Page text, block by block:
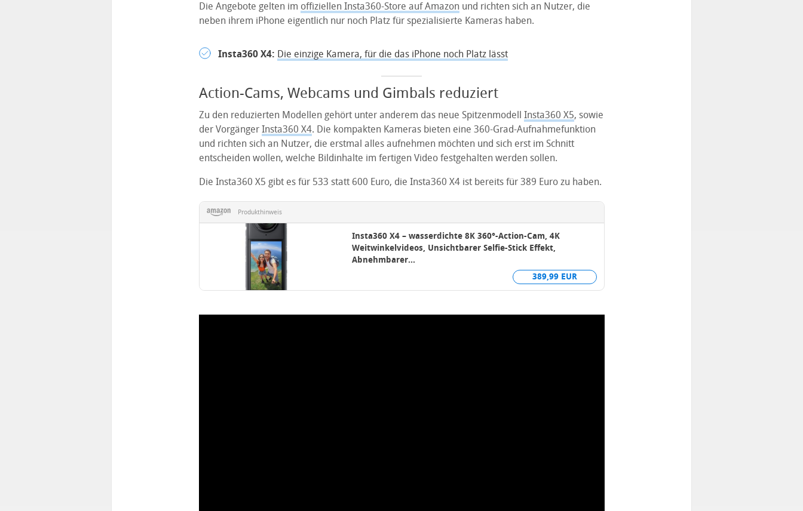
Die Angebote gelten im offiziellen Insta360-Store auf Amazonund richten sich an Nutzer, die
neben ihrem iPhone eigentlich nur noch Platz für spezialisierte Kameras haben.
Insta360 X4: Die einzige Kamera, für die das iPhone noch Platz lässt
Action-Cams, Webcams und Gimbals reduziert
Zu den reduzierten Modellen gehört unter anderem das neue Spitzenmodell Insta360 X5, sowie
der Vorgänger Insta360 X4. Die kompakten Kameras bieten eine 360-Grad-Aufnahmefunktion
und richten sich an Nutzer, die erstmal alles aufnehmen möchten und sich erst im Schnitt
entscheiden wollen, welche Bildinhalte im fertigen Video festgehalten werden sollen.
Die Insta360 X5 gibt es für 533 statt 600 Euro, die Insta360 X4 ist bereits für 389 Euro zu haben.
Produkthinweis
Insta360 X4 – wasserdichte 8K 360°-Action-Cam, 4K
Weitwinkelvideos, Unsichtbarer Selfie-Stick Effekt,
Abnehmbarer...
389,99 EUR